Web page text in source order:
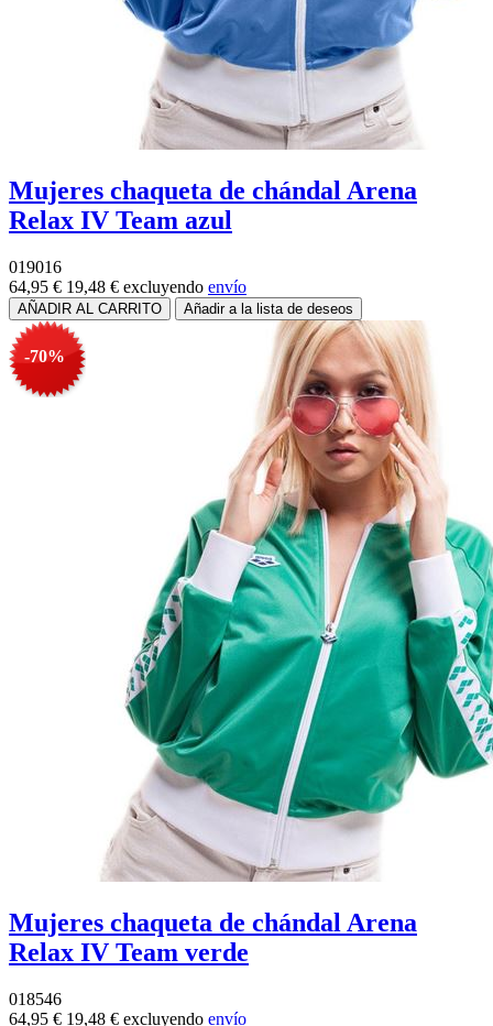
Mujeres chaqueta de chándal Arena
Relax IV Team azul
019016
64,95 € 19,48 € excluyendo envío
-70%
Mujeres chaqueta de chándal Arena
Relax IV Team verde
018546
64,95 € 19,48 € excluyendo envío